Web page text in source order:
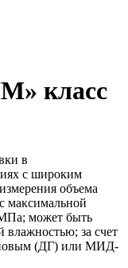
класс
в
с широким
объема
максимальной
может быть
за счет
(ДГ) или МИД-